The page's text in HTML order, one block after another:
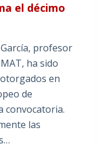
el décimo
profesor
ha sido
en
de
convocatoria.
las